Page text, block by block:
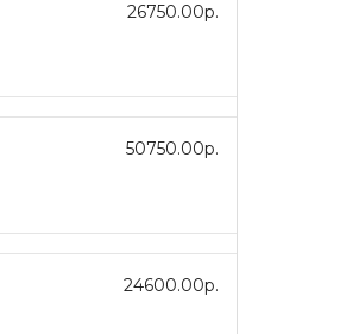
26750.00р.
50750.00р.
24600.00р.